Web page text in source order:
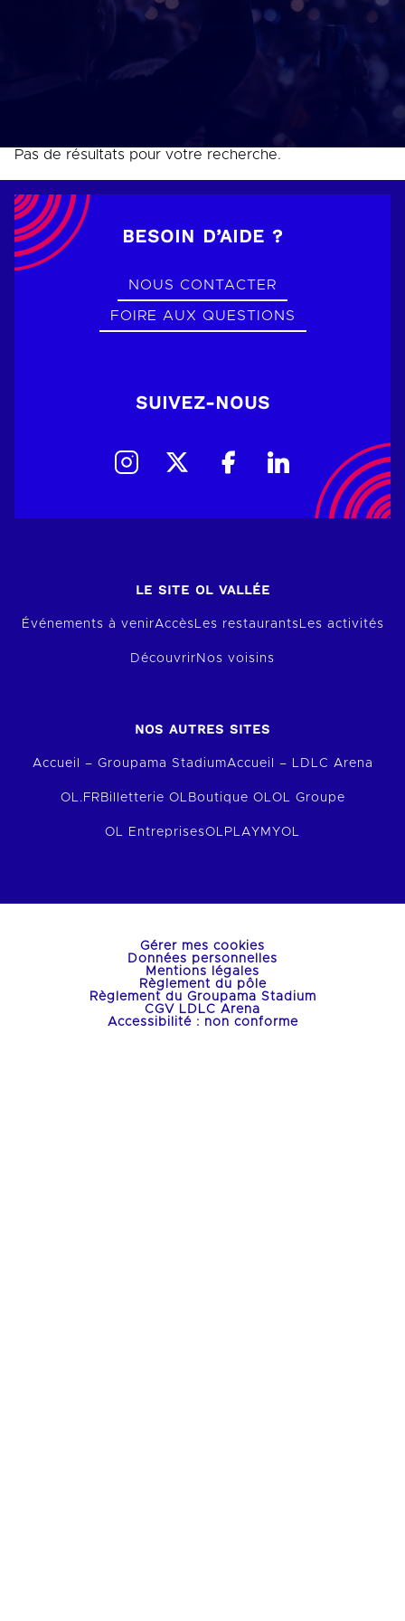
Pas de résultats pour votre recherche.
BESOIN D’AIDE ?
NOUS CONTACTER
FOIRE AUX QUESTIONS
SUIVEZ-NOUS
LE SITE OL VALLÉE
Événements à venirAccèsLes restaurantsLes activités
Découvrir Nos voisins
NOS AUTRES SITES
Accueil – Groupama StadiumAccueil – LDLC Arena
OL.FR Billetterie OL Boutique OLOL Groupe
OL EntreprisesOLPLAY MYOL
Gérer mes cookies
Données personnelles
Mentions légales
Règlement du pôle
Règlement du Groupama Stadium
CGV LDLC Arena
Accessibilité : non conforme